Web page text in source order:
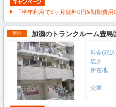
「半年利用で2ヶ月賃料0円&初期費用0
屋内 加瀬のトランクルーム豊島
料金(税
広さ
所在地
交通